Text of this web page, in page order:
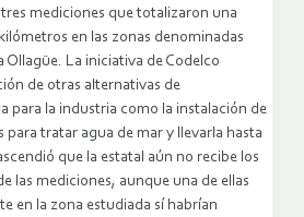
mediciones que totalizaron una
en las zonas denominadas
Ollagüe. La iniciativa de Codelco
de otras alternativas de
para la industria como la instalación de
para tratar agua de mar y llevarla hasta
que la estatal aún no recibe los
las mediciones, aunque una de ellas
en la zona estudiada sí habrían